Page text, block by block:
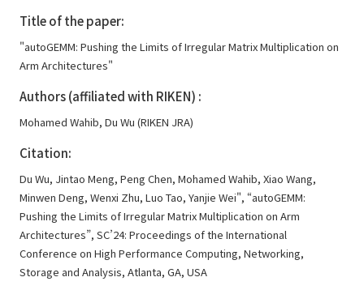
Title of the paper:
"autoGEMM: Pushing the Limits of Irregular Matrix Multiplication on
Arm Architectures"
Authors (affiliated with RIKEN) :
Mohamed Wahib, Du Wu (RIKEN JRA)
Citation:
Du Wu, Jintao Meng, Peng Chen, Mohamed Wahib, Xiao Wang,
Minwen Deng, Wenxi Zhu, Luo Tao, Yanjie Wei", “autoGEMM:
Pushing the Limits of Irregular Matrix Multiplication on Arm
Architectures”, SC’24: Proceedings of the International
Conference on High Performance Computing, Networking,
Storage and Analysis, Atlanta, GA, USA